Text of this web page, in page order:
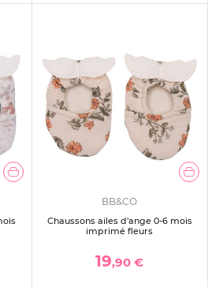
BB&CO
Chaussons ailes d'ange 0-6 mois
imprimé fleurs
19,90 €